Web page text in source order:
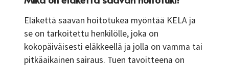
Eläkettä saavan hoitotukea myöntää KELA ja
se on tarkoitettu henkilölle, joka on
kokopäiväisesti eläkkeellä ja jolla on vamma tai
pitkäaikainen sairaus. Tuen tavoitteena on